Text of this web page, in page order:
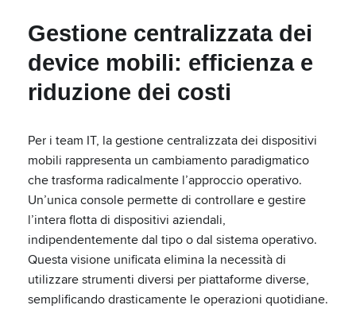
Gestione centralizzata dei
device mobili: efficienza e
riduzione dei costi
Per i team IT, la gestione centralizzata dei dispositivi
mobili rappresenta un cambiamento paradigmatico
che trasforma radicalmente l’approccio operativo.
Un’unica console permette di controllare e gestire
l’intera flotta di dispositivi aziendali,
indipendentemente dal tipo o dal sistema operativo.
Questa visione unificata elimina la necessità di
utilizzare strumenti diversi per piattaforme diverse,
semplificando drasticamente le operazioni quotidiane.